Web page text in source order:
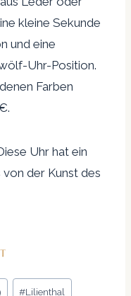
kleine Sekunde
und eine
Uhr-Position.
Farben
Uhr hat ein
der Kunst des
#Lilienthal